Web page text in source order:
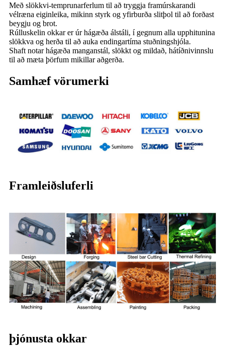
Með slökkvi-temprunarferlum til að tryggja framúrskarandi
vélræna eiginleika, mikinn styrk og yfirburða slitþol til að forðast
beygju og brot.
Rúlluskelin okkar er úr hágæða álstáli, í gegnum alla upphitunina
slökkva og herða til að auka endingartíma stuðningshjóla.
Shaft notar hágæða manganstál, slökkt og mildað, hátíðnivinnslu
til að mæta þörfum mikillar aðgerða.
Samhæf vörumerki
Framleiðsluferli
þjónusta okkar